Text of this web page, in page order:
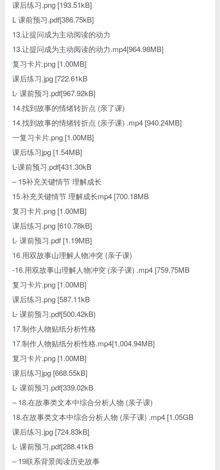
课后练习.png [193.51kB]
L 课前预习.pdf[386.75kB]
13.让提问成为主动阅读的动力
13.让提问成为主动阅读的动力.mp4[964.98MB]
复习卡片.png [1.00MB]
课后练习.jpg [722.61kB
L- 课前预习.pdf[967.92kB]
14.找到故事的情绪转折点 (亲了课)
14.找到故事的情绪转折点 (亲子课) .mp4 [940.24MB]
一复习卡片.png [1.00MB]
课后练习jpg [1.54MB]
L-课前预习.pdf[431.30kB
– 15补充关键情节 理解成长
15.补充关键情节 理解成长mp4 [700.18MB
复习卡片.png [1.00MB]
课后练习.png [610.78kB]
L- 课前预习.pdf [1.19MB]
16.用双故事山理解人物冲突 (亲子课)
-16.用双故事山理解人物冲突 (亲子课) .mp4 [759.75MB
复习卡片.png [1.00MB]
课后练习.png [587.11kB
L- 课前预习.pdf[500.42kB)
17.制作人物贴纸分析性格
17.制作人物贴纸分析性格.mp4[1,004.94MB]
复习卡片.png [1.00MB]
课后练习jpg [668.55kB]
L- 课前预习.pdf[339.02kB
– 18.在故事类文本中综合分析人物 (亲子课)
18.在故事类文本中综合分析人物 (亲子课) .mp4 [1.05GB
课后练习.jpg [724.83kB]
L- 课前预习.pdf[288.41kB
– 19联系背景阅读历史故事